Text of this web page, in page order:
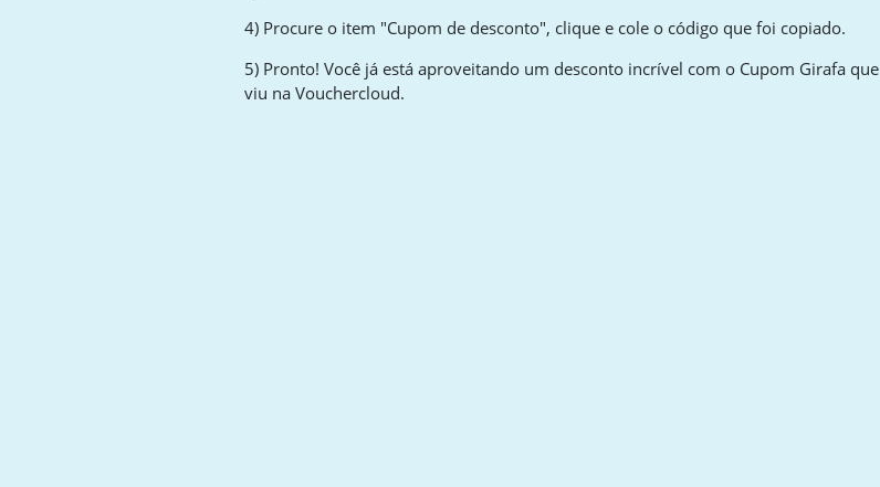
4) Procure o item "Cupom de desconto", clique e cole o código que foi copiado.
5) Pronto! Você já está aproveitando um desconto incrível com o Cupom Girafa que
viu na Vouchercloud.